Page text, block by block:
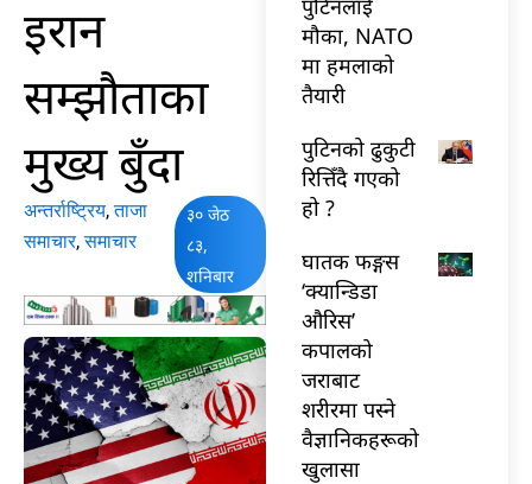
इरान
सम्झौताका
मुख्य बुँदा
अन्तर्राष्ट्रिय,ताजा
समाचार,समाचार
३० जेठ
८३,
शनिबार
मौका, NATO
मा हमलाको
तैयारी
पुटिनको ढुकुटी
रित्तिँदै गएको
हो ?
घातक फङ्गस
‘क्यान्डिडा
औरिस’
कपालको
जराबाट
शरीरमा पस्ने
वैज्ञानिकहरूको
खुलासा